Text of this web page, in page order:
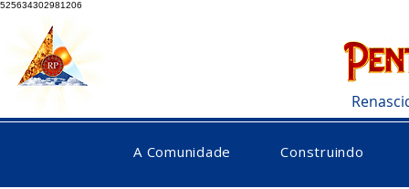
525634302981206
A Comunidade Construindo